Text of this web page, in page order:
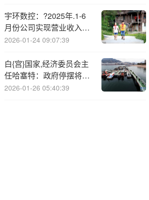
宇环数控：?2025年.1-6
月份公司实现营业收入
22，392.59万元
2026-01-24 09:07:39
白{宫}国家,经济委员会主
任哈塞特：政府停摆将使
美国四季度GDP增速减半
2026-01-26 05:40:39